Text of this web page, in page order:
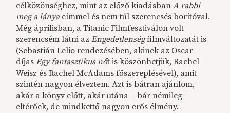
célközönséghez, mint az előző kiadásbanA rabbi
meg a lánya címmel és nem túl szerencsés borítóval.
Még áprilisban, a Titanic Filmfesztiválon volt
szerencsém látni azEngedetlenségfilmváltozatát is
(Sebastián Lelio rendezésében, akinek az Oscar-
díjasEgy fantasztikus nőt is köszönhetjük, Rachel
Weisz és Rachel McAdams főszereplésével), amit
szintén nagyon élveztem. Azt is bátran ajánlom,
akár a könyv előtt, akár utána – bár némileg
eltérőek, de mindkettő nagyon erős élmény.